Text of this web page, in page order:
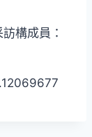
構成員：